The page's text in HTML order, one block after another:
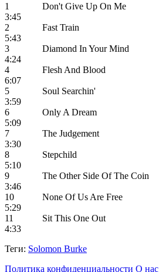
1
Don't Give Up On Me
3:45
2
Fast Train
5:43
3
Diamond In Your Mind
4:24
4
Flesh And Blood
6:07
5
Soul Searchin'
3:59
6
Only A Dream
5:09
7
The Judgement
3:30
8
Stepchild
5:10
9
The Other Side Of The Coin
3:46
10
None Of Us Are Free
5:29
11
Sit This One Out
4:33
Теги: Solomon Burke
Политика конфиденциальности О нас